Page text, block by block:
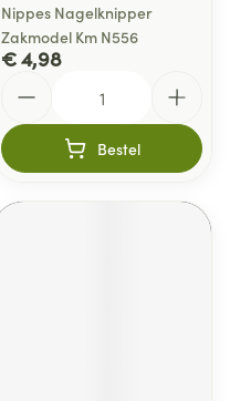
Nippes Nagelknipper
Zakmodel Km N556
€ 4,98
Bestel